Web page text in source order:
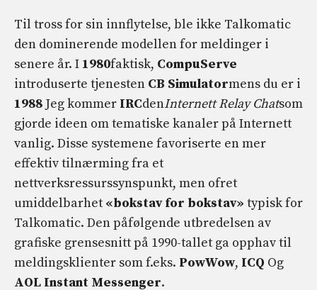
Til tross for sin innflytelse, ble ikke Talkomatic
den dominerende modellen for meldinger i
senere år. I 1980faktisk, CompuServe
introduserte tjenesten CB Simulatormens du er i
1988 Jeg kommer IRCdenInternett Relay Chatsom
gjorde ideen om tematiske kanaler på Internett
vanlig. Disse systemene favoriserte en mer
effektiv tilnærming fra et
nettverksressurssynspunkt, men ofret
umiddelbarhet «bokstav for bokstav» typisk for
Talkomatic. Den påfølgende utbredelsen av
grafiske grensesnitt på 1990-tallet ga opphav til
meldingsklienter som f.eks. PowWow, ICQ Og
AOL Instant Messenger.